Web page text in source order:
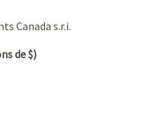
Canada s.r.i.
de $)